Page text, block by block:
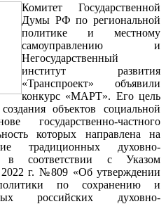
Комитет Государственной
Думы РФ по региональной
политике и местному
самоуправлению и
Негосударственный
институт развития
«Транспроект» объявили
конкурс «МАРТ». Его цель
объектов социальной
государственно-частного
которых направлена на
традиционных духовно-
в соответствии с Указом
г. №809 «Об утверждении
по сохранению и
российских духовно-